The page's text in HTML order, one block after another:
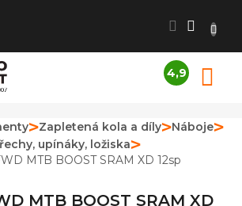
4,9
obchodu
je
z
Zapletená kola a díly
Náboje
upínáky, ložiska
MTB BOOST SRAM XD 12sp
MTB BOOST SRAM XD